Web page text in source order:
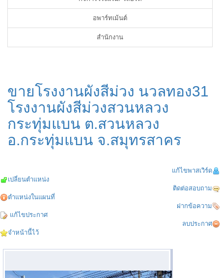
อพาร์ทเม้นต์
สำนักงาน
ขายโรงงานผังสีม่วง นวลทอง31
โรงงานผังสีม่วงสวนหลวง
กระทุ่มแบน ต.สวนหลวง
อ.กระทุ่มแบน จ.สมุทรสาคร
แก้ไขพาสเวิร์ด
เปลี่ยนตำแหน่ง
ติดต่อสอบถาม
ตำแหน่งในแผนที่
ฝากข้อความ
แก้ไขประกาศ
ลบประกาศ
จำหน้านี้ไว้